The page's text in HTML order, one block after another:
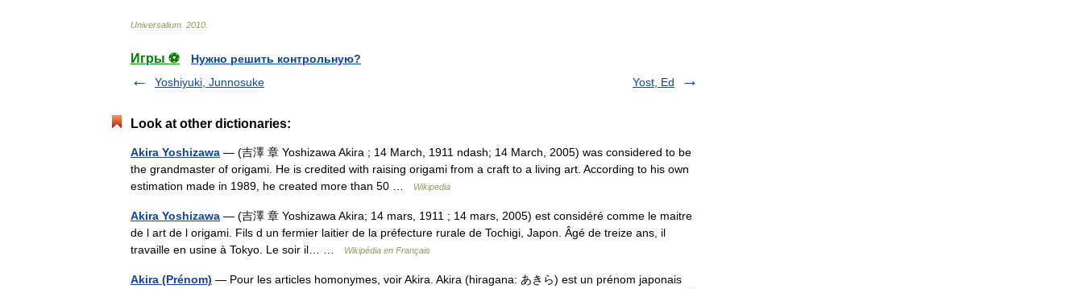
Universalium 2010
Игры ⚽
Нужно решить контрольную?
Yoshiyuki, Junnosuke
Yost, Ed
Look at other dictionaries:
Akira Yoshizawa — (吉澤 章 Yoshizawa Akira ; 14 March, 1911 ndash; 14 March, 2005) was considered to be
the grandmaster of origami. He is credited with raising origami from a craft to a living art. According to his own
estimation made in 1989, he created more than 50 …
Wikipedia
Akira Yoshizawa — (吉澤 章 Yoshizawa Akira; 14 mars, 1911 ; 14 mars, 2005) est considéré comme le maitre
de l art de l origami. Fils d un fermier laitier de la préfecture rurale de Tochigi, Japon. Âgé de treize ans, il
travaille en usine à Tokyo. Le soir il… …
Wikipédia en Français
Akira (Prénom) — Pour les articles homonymes, voir Akira. Akira (hiragana: あきら) est un prénom japonais